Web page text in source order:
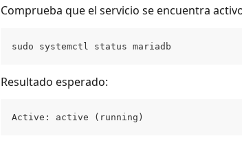
Comprueba que el servicio se encuentra
sudo systemctl status mariadb
Resultado esperado:
Active: active (running)